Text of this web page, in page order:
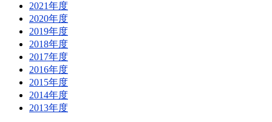
2021年度
2020年度
2019年度
2018年度
2017年度
2016年度
2015年度
2014年度
2013年度